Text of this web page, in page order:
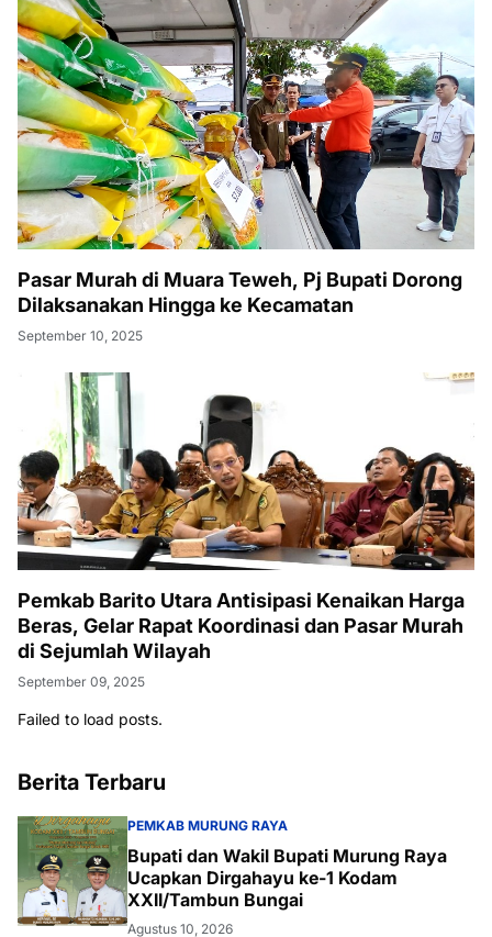
Pasar Murah di Muara Teweh, Pj Bupati Dorong
Dilaksanakan Hingga ke Kecamatan
September 10, 2025
Pemkab Barito Utara Antisipasi Kenaikan Harga
Beras, Gelar Rapat Koordinasi dan Pasar Murah
di Sejumlah Wilayah
September 09, 2025
Failed to load posts.
Berita Terbaru
PEMKAB MURUNG RAYA
Bupati dan Wakil Bupati Murung Raya
Ucapkan Dirgahayu ke-1 Kodam
XXII/Tambun Bungai
Agustus 10, 2026